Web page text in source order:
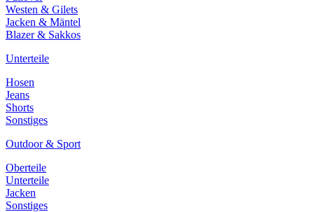
Westen & Gilets
Jacken & Mäntel
Blazer & Sakkos
Unterteile
Hosen
Jeans
Shorts
Sonstiges
Outdoor & Sport
Oberteile
Unterteile
Jacken
Sonstiges